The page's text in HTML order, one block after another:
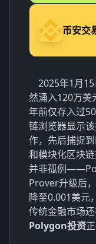
币安交
2025年1月
然涌入120万美
年前仅存入过
链浏览器显示
作，先后捕捉
和模块化区块
并非孤例
Prover升级后
降至0.001美元
传统金融市场还
Polygon投资